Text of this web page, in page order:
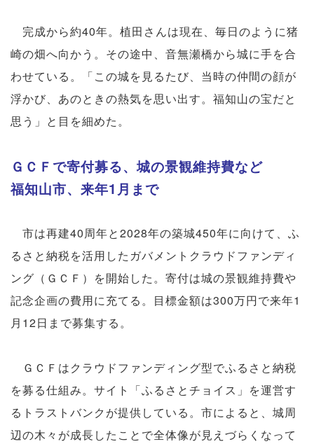
完成から約40年。植田さんは現在、毎日のように猪
崎の畑へ向かう。その途中、音無瀬橋から城に手を合
わせている。「この城を見るたび、当時の仲間の顔が
浮かび、あのときの熱気を思い出す。福知山の宝だと
思う」と目を細めた。
ＧＣＦで寄付募る、城の景観維持費など
福知山市、来年1月まで
市は再建40周年と2028年の築城450年に向けて、ふ
るさと納税を活用したガバメントクラウドファンディ
ング（ＧＣＦ）を開始した。寄付は城の景観維持費や
記念企画の費用に充てる。目標金額は300万円で来年1
月12日まで募集する。
ＧＣＦはクラウドファンディング型でふるさと納税
を募る仕組み。サイト「ふるさとチョイス」を運営す
るトラストバンクが提供している。市によると、城周
辺の木々が成長したことで全体像が見えづらくなって